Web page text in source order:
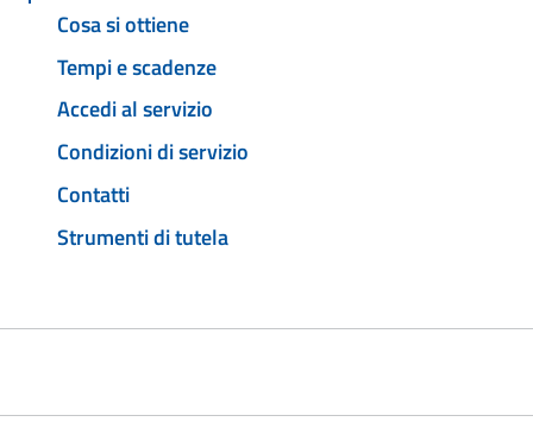
Cosa si ottiene
Tempi e scadenze
Accedi al servizio
Condizioni di servizio
Contatti
Strumenti di tutela